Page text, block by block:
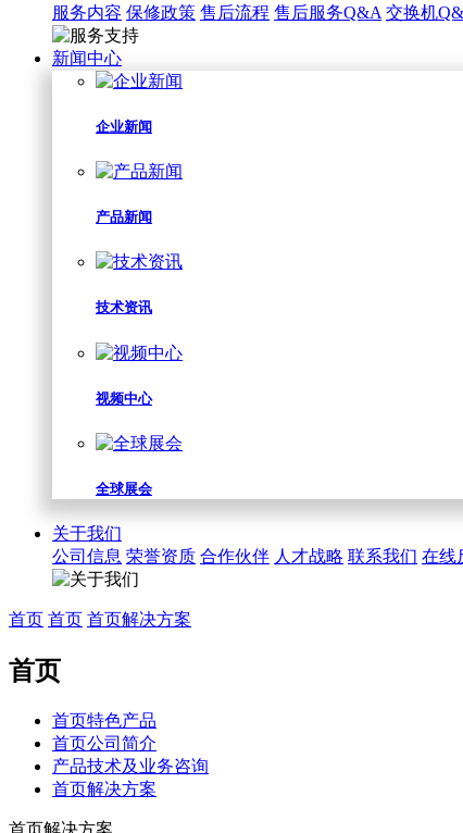
服务内容 保修政策 售后流程 售后服务Q&A 交换机
新闻中心
企业新闻
产品新闻
技术资讯
视频中心
全球展会
关于我们
公司信息 荣誉资质 合作伙伴 人才战略 联系我们 在线
首页 首页 首页解决方案
首页
首页特色产品
首页公司简介
产品技术及业务咨询
首页解决方案